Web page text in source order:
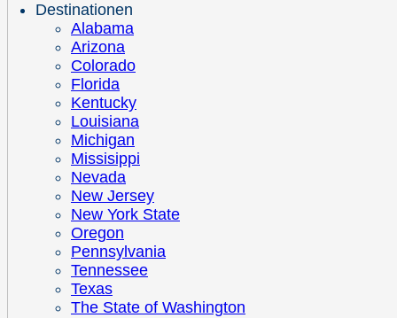
Destinationen
Alabama
Arizona
Colorado
Florida
Kentucky
Louisiana
Michigan
Missisippi
Nevada
New Jersey
New York State
Oregon
Pennsylvania
Tennessee
Texas
The State of Washington